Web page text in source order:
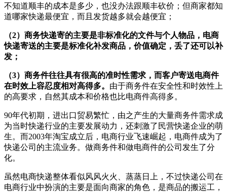
不知道顺丰的成本是多少，也没办法跟顺丰砍价；但商家都知
道哪家快递最便宜，而且发货越多就会越便宜；
（2）商务快递寄的主要是非标准化的文件与个人物品，电商
快递寄送的主要是标准化补发商品，价值确定，丢了还可以补
发；
（3）商务件往往具有很高的准时性需求，而客户寄送电商件
在时效上容忍度相对高得多。 由于商务件在安全性和时效性上
的高要求，自然其成本和价格也比电商件高得多。
90年代初期，进出口贸易繁忙，由之产生的大量商务件需求成
为当时快递行业的主要发展动力，还刺激了民营快递企业的萌
生。而2003年淘宝成立后，电商行业飞速崛起，电商件成为了
快递公司的主流业务。做商务件和做电商件的公司发生了分
化。
虽然电商快递整体看似风风火火、蒸蒸日上，不过快递公司在
电商行业中扮演的主要是面向商家的角色，是商品的搬运工，